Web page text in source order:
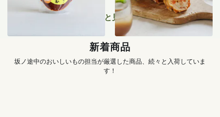
もっと見る
新着商品
坂ノ途中のおいしいもの担当が厳選した商品、続々と入荷していま
す！